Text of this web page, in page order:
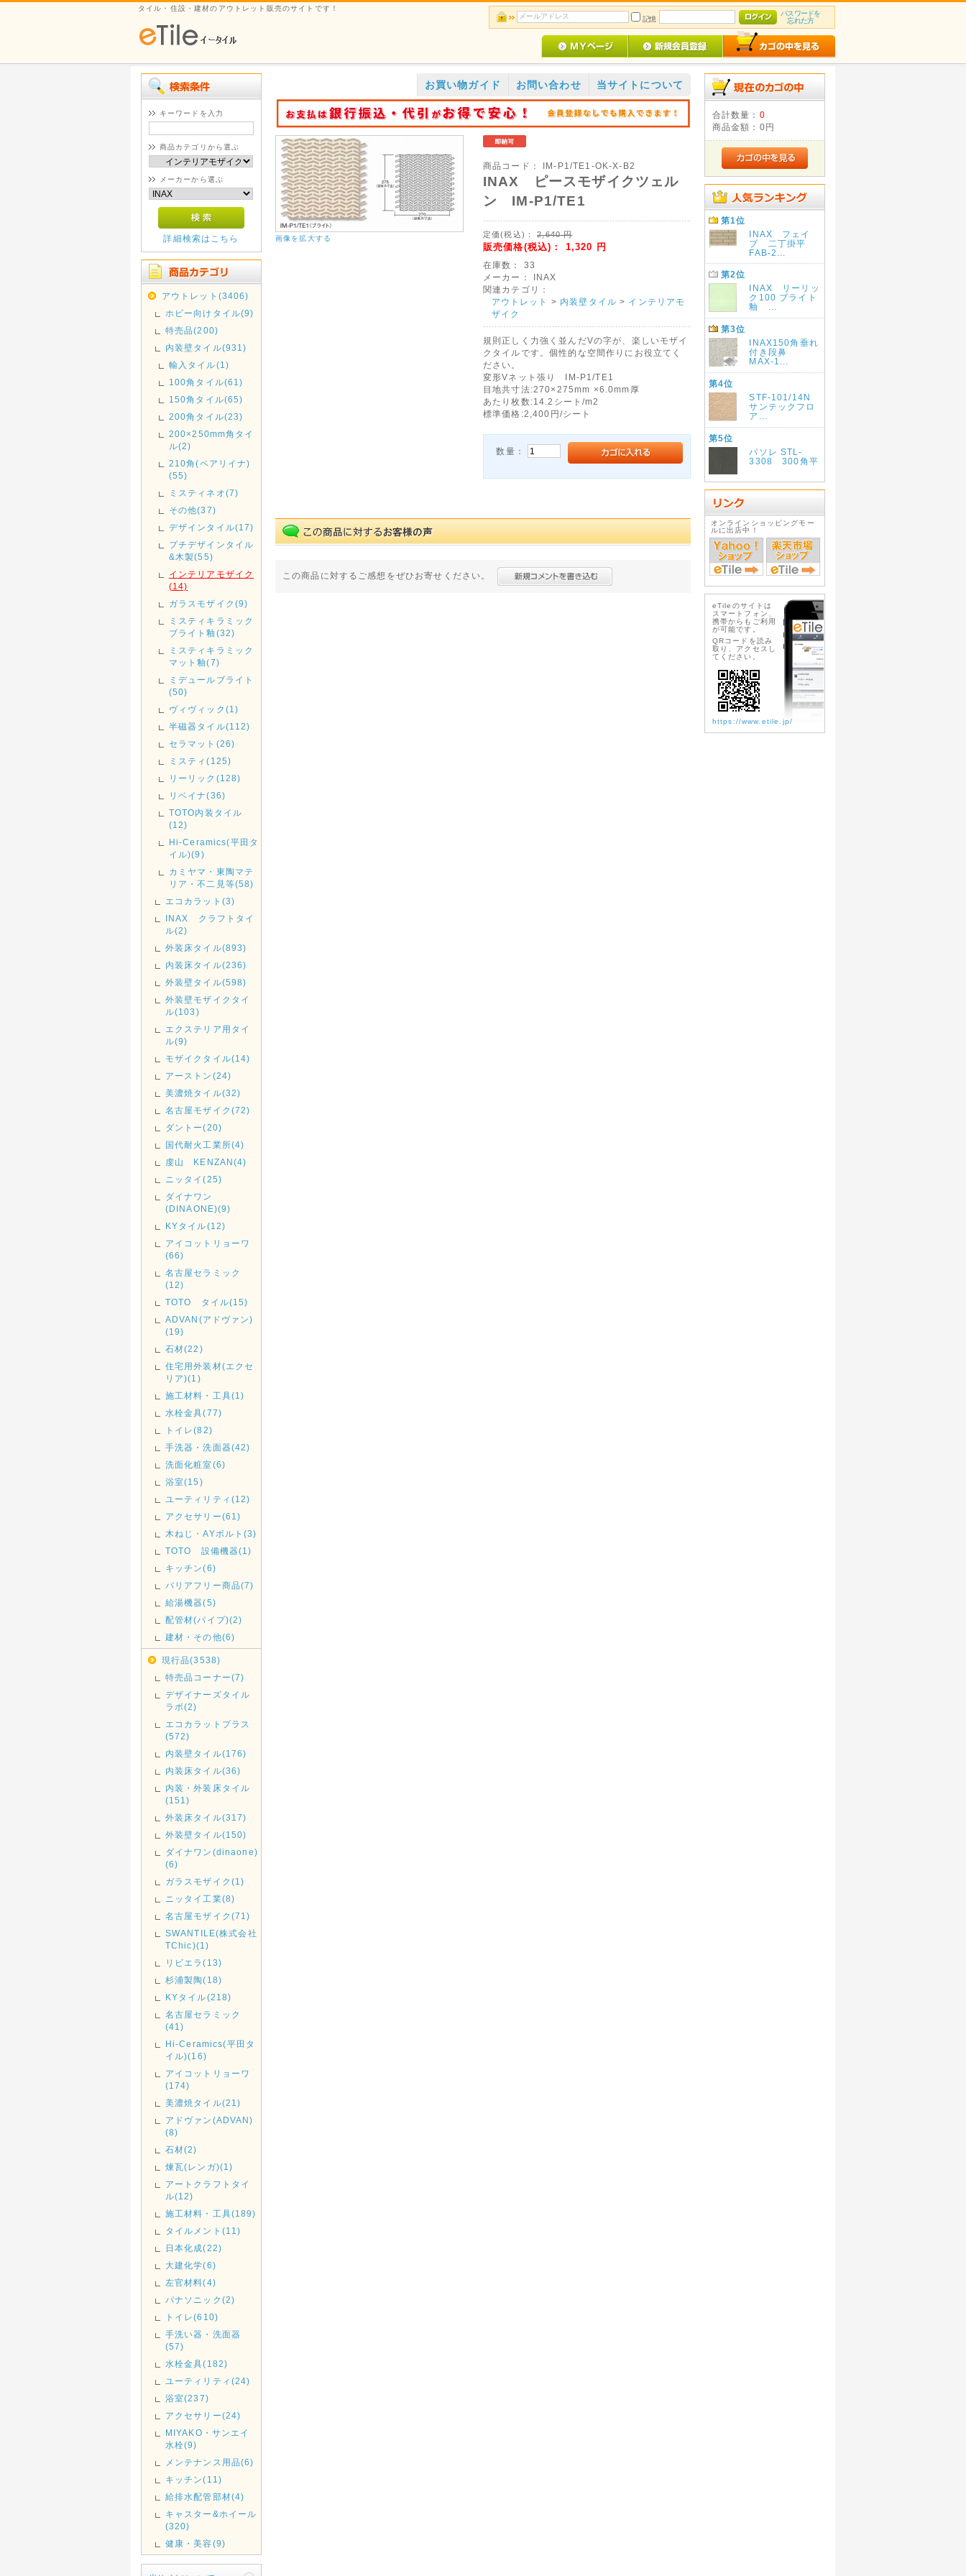
タイル・住設・建材のアウトレット販売のサイトです！
記憶
パスワードを
忘れた方
キーワードを入力
商品カテゴリから選ぶ
メーカーから選ぶ
詳細検索はこちら
アウトレット(3406)
ホビー向けタイル(9)
特売品(200)
内装壁タイル(931)
輸入タイル(1)
100角タイル(61)
150角タイル(65)
200角タイル(23)
200×250mm角タイ
ル(2)
210角(ペアリイナ)
(55)
ミスティネオ(7)
その他(37)
デザインタイル(17)
プチデザインタイル
&木製(55)
インテリアモザイク
(14)
ガラスモザイク(9)
ミスティキラミック
ブライト釉(32)
ミスティキラミック
マット釉(7)
ミデュールブライト
(50)
ヴィヴィック(1)
半磁器タイル(112)
セラマット(26)
ミスティ(125)
リーリック(128)
リベイナ(36)
TOTO内装タイル
(12)
Hi-Ceramics(平田タ
イル)(9)
カミヤマ・東陶マテ
リア・不二見等(58)
エコカラット(3)
INAX クラフトタイ
ル(2)
外装床タイル(893)
内装床タイル(236)
外装壁タイル(598)
外装壁モザイクタイ
ル(103)
エクステリア用タイ
ル(9)
モザイクタイル(14)
アーストン(24)
美濃焼タイル(32)
名古屋モザイク(72)
ダントー(20)
国代耐火工業所(4)
虔山 KENZAN(4)
ニッタイ(25)
ダイナワン
(DINAONE)(9)
KYタイル(12)
アイコットリョーワ
(66)
名古屋セラミック
(12)
TOTO タイル(15)
ADVAN(アドヴァン)
(19)
石材(22)
住宅用外装材(エクセ
リア)(1)
施工材料・工具(1)
水栓金具(77)
トイレ(82)
手洗器・洗面器(42)
洗面化粧室(6)
浴室(15)
ユーティリティ(12)
アクセサリー(61)
木ねじ・AYボルト(3)
TOTO 設備機器(1)
キッチン(6)
バリアフリー商品(7)
給湯機器(5)
配管材(パイプ)(2)
建材・その他(6)
現行品(3538)
特売品コーナー(7)
デザイナーズタイル
ラボ(2)
エコカラットプラス
(572)
内装壁タイル(176)
内装床タイル(36)
内装・外装床タイル
(151)
外装床タイル(317)
外装壁タイル(150)
ダイナワン(dinaone)
(6)
ガラスモザイク(1)
ニッタイ工業(8)
名古屋モザイク(71)
SWANTILE(株式会社
TChic)(1)
リビエラ(13)
杉浦製陶(18)
KYタイル(218)
名古屋セラミック
(41)
Hi-Ceramics(平田タ
イル)(16)
アイコットリョーワ
(174)
美濃焼タイル(21)
アドヴァン(ADVAN)
(8)
石材(2)
煉瓦(レンガ)(1)
アートクラフトタイ
ル(12)
施工材料・工具(189)
タイルメント(11)
日本化成(22)
大建化学(6)
左官材料(4)
パナソニック(2)
トイレ(610)
手洗い器・洗面器
(57)
水栓金具(182)
ユーティリティ(24)
浴室(237)
アクセサリー(24)
MIYAKO・サンエイ
水栓(9)
メンテナンス用品(6)
キッチン(11)
給排水配管部材(4)
キャスター&ホイール
(320)
健康・美容(9)
お買い物ガイド お問い合わせ 当サイトについて
画像を拡大する
商品コード： IM-P1/TE1-OK-X-B2
INAX ピースモザイクツェル
ン IM-P1/TE1
定価(税込)： 2,640円
販売価格(税込)： 1,320 円
在庫数：
33
メーカー：
INAX
関連カテゴリ：
アウトレット
> 内装壁タイル > インテリアモ
ザイク
規則正しく力強く並んだVの字が、楽しいモザイ
クタイルです。個性的な空間作りにお役立てく
ださい。
変形Vネット張り IM-P1/TE1
目地共寸法:270×275mm ×6.0mm厚
あたり枚数:14.2シート/m2
標準価格:2,400円/シート
数量：
この商品に対するご感想をぜひお寄せください。
合計数量： 0
商品金額： 0円
第1位
INAX フェイ
ブ 二丁掛平
FAB-2...
第2位
INAX リーリッ
ク100 ブライト
釉 ...
第3位
INAX150角垂れ
付き段鼻
MAX-1...
第4位
STF-101/14N
サンテックフロ
ア...
第5位
パソレ STL-
3308 300角平
オンラインショッピングモー
ルに出店中！
eTileのサイトは
スマートフォン、
携帯からもご利用
が可能です。
QRコードを読み
取り、アクセスし
てください。
https://www.etile.jp/